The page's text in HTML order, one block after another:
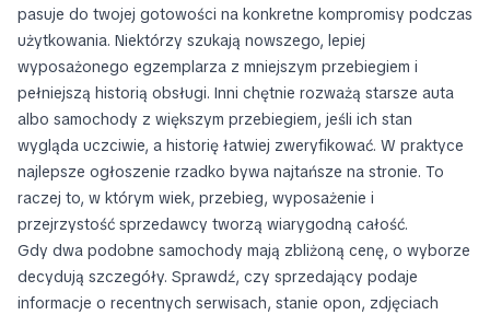
pasuje do twojej gotowości na konkretne kompromisy podczas
użytkowania. Niektórzy szukają nowszego, lepiej
wyposażonego egzemplarza z mniejszym przebiegiem i
pełniejszą historią obsługi. Inni chętnie rozważą starsze auta
albo samochody z większym przebiegiem, jeśli ich stan
wygląda uczciwie, a historię łatwiej zweryfikować. W praktyce
najlepsze ogłoszenie rzadko bywa najtańsze na stronie. To
raczej to, w którym wiek, przebieg, wyposażenie i
przejrzystość sprzedawcy tworzą wiarygodną całość.
Gdy dwa podobne samochody mają zbliżoną cenę, o wyborze
decydują szczegóły. Sprawdź, czy sprzedający podaje
informacje o recentnych serwisach, stanie opon, zdjęciach